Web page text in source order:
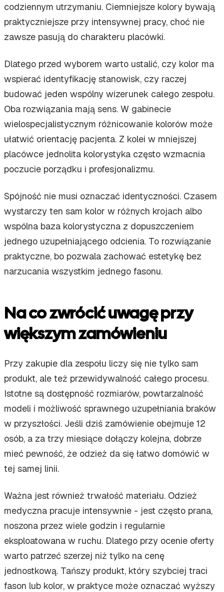
codziennym utrzymaniu. Ciemniejsze kolory bywają
praktyczniejsze przy intensywnej pracy, choć nie
zawsze pasują do charakteru placówki.
Dlatego przed wyborem warto ustalić, czy kolor ma
wspierać identyfikację stanowisk, czy raczej
budować jeden wspólny wizerunek całego zespołu.
Oba rozwiązania mają sens. W gabinecie
wielospecjalistycznym różnicowanie kolorów może
ułatwić orientację pacjenta. Z kolei w mniejszej
placówce jednolita kolorystyka często wzmacnia
poczucie porządku i profesjonalizmu.
Spójność nie musi oznaczać identyczności. Czasem
wystarczy ten sam kolor w różnych krojach albo
wspólna baza kolorystyczna z dopuszczeniem
jednego uzupełniającego odcienia. To rozwiązanie
praktyczne, bo pozwala zachować estetykę bez
narzucania wszystkim jednego fasonu.
Na co zwrócić uwagę przy
większym zamówieniu
Przy zakupie dla zespołu liczy się nie tylko sam
produkt, ale też przewidywalność całego procesu.
Istotne są dostępność rozmiarów, powtarzalność
modeli i możliwość sprawnego uzupełniania braków
w przyszłości. Jeśli dziś zamówienie obejmuje 12
osób, a za trzy miesiące dołączy kolejna, dobrze
mieć pewność, że odzież da się łatwo domówić w
tej samej linii.
Ważna jest również trwałość materiału. Odzież
medyczna pracuje intensywnie - jest często prana,
noszona przez wiele godzin i regularnie
eksploatowana w ruchu. Dlatego przy ocenie oferty
warto patrzeć szerzej niż tylko na cenę
jednostkową. Tańszy produkt, który szybciej traci
fason lub kolor, w praktyce może oznaczać wyższy